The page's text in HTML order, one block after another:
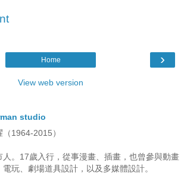
›
Home
View web version
studio
（1964-2015）
人。17歲入行，從事漫畫、插畫，也曾參與動畫
電玩、劇場道具設計，以及多媒體設計。